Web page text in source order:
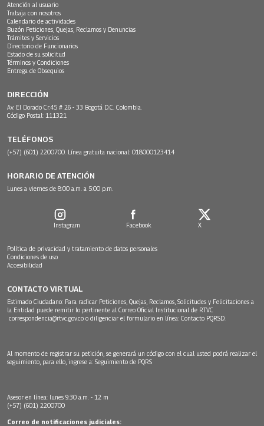
Atención al usuario
Trabaja con nosotros
Calendario de actividades
Buzón Peticiones, Quejas, Reclamos y Denuncias
Trámites y Servicios
Directorio de Funcionarios
Estado de su solicitud
Términos y Condiciones
Entrega de Obsequios
DIRECCIÓN
Av. El Dorado Cr.45 # 26 - 33 Bogotá D.C. Colombia.
Código Postal: 111321
TELÉFONOS
(+57) (601) 2200700. Línea gratuita nacional: 018000123414
HORARIO DE ATENCIÓN
Lunes a viernes de 8:00 a.m. a 5:00 p.m.
Instagram Facebook X
Política de privacidad y tratamiento de datos personales
Condiciones de uso
Accesibilidad
CONTACTO VIRTUAL
Estimado Ciudadano: Para radicar Peticiones, Quejas, Reclamos, Solicitudes y Felicitaciones a
la Entidad puede remitir lo pertinente al Correo Oficial Institucional de RTVC
correspondencia@rtvc.gov.co o diligenciar el formulario en línea: Contacto PQRSD.
Al momento de registrar su petición, se generará un código con el cual usted podrá realizar el
seguimiento, para ello, ingrese a: Seguimiento de PQRS
Asesor en línea: lunes 9:30 a.m. - 12 m
(+57) (601) 2200700
Correo de notificaciones judiciales: